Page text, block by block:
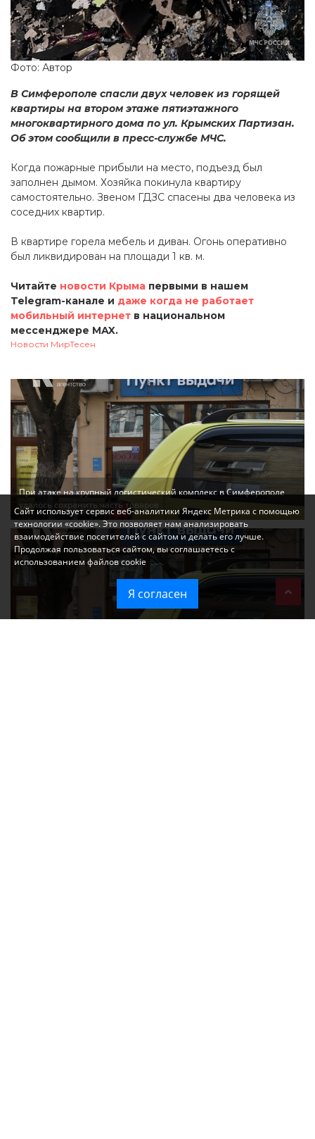
Фото: Автор
В Симферополе спасли двух человек из горящей
квартиры на втором этаже пятиэтажного
многоквартирного дома по ул. Крымских Партизан.
Об этом сообщили в пресс-службе МЧС.
Когда пожарные прибыли на место, подъезд был
заполнен дымом. Хозяйка покинула квартиру
самостоятельно. Звеном ГДЗС спасены два человека из
соседних квартир.
В квартире горела мебель и диван. Огонь оперативно
был ликвидирован на площади 1 кв. м.
Читайте новости Крыма первыми в нашем
Telegram-канале и даже когда не работает
мобильный интернет в национальном
мессенджере MAX.
Новости МирТесен
При атаке на крупный логистический комплекс в Симферополе
удалось сохранить часть товаров
Сайт использует сервис веб-аналитики Яндекс Метрика с помощью
технологии «cookie». Это позволяет нам анализировать
взаимодействие посетителей с сайтом и делать его лучше.
Продолжая пользоваться сайтом, вы соглашаетесь с
использованием файлов cookie
Я согласен